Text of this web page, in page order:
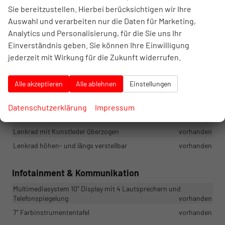
Fahrersitz höhenverstellbar
vorhanden
Zentralverriegelung der Türen
vorhanden
Umklappbare Rücksitze in 1/3 - 2/3 Konfiguration
vorhanden
Schlüssel mit Funkfernbedienung
vorhanden
elektrische Fensterheber vorne
Mittelkonsole mit verschiebbarer Armlehne und Ablage
Lenkrad mit Kunstleder überzogen
vorhanden
Lenkrad höhen- und längs verstellbar
vorhanden
Infotainment & Kommunikation
Multimediasystem 10" Display mit 4 Lautsprechern und
Telefonspiegelung
vorhanden
7" Farbinstrumententafel
vorhanden
Sie bereitzustellen. Hierbei berücksichtigen wir Ihre
Auswahl und verarbeiten nur die Daten für Marketing,
Analytics und Personalisierung, für die Sie uns Ihr
Einverständnis geben. Sie können Ihre Einwilligung
jederzeit mit Wirkung für die Zukunft widerrufen.
Alle akzeptieren Alle ablehnen Einstellungen
Datenschutzerklärung Impressum